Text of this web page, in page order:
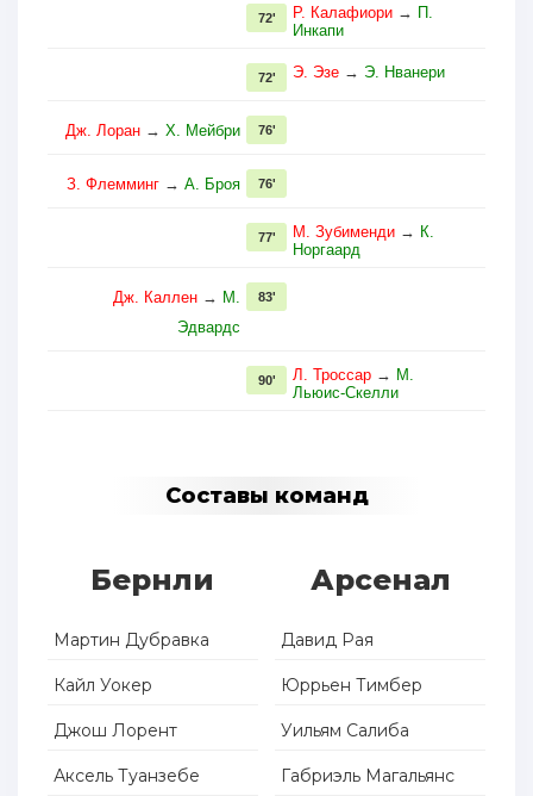
Р. Калафиори → П.
Инкапи
72'
Э. Эзе → Э. Нванери
72'
Дж. Лоран → Х. Мейбри 76'
З. Флемминг → А. Броя 76'
М. Зубименди → К.
Норгаард
77'
Дж. Каллен → М.
Эдвардс
83'
Л. Троссар → М.
Льюис-Скелли
90'
Составы команд
Бернли
Мартин Дубравка
Кайл Уокер
Джош Лорент
Аксель Туанзебе
Арсенал
Давид Рая
Юррьен Тимбер
Уильям Салиба
Габриэль Магальянс